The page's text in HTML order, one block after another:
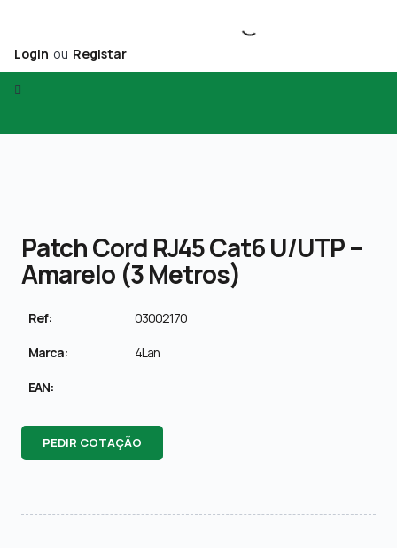
Login ou Registar
Patch Cord RJ45 Cat6 U/UTP –
Amarelo (3 Metros)
Ref: 03002170
Marca: 4Lan
EAN:
PEDIR COTAÇÃO